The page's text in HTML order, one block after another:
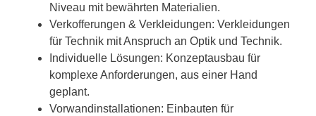
Niveau mit bewährten Materialien.
Verkofferungen & Verkleidungen: Verkleidungen
für Technik mit Anspruch an Optik und Technik.
Individuelle Lösungen: Konzeptausbau für
komplexe Anforderungen, aus einer Hand
geplant.
Vorwandinstallationen: Einbauten für